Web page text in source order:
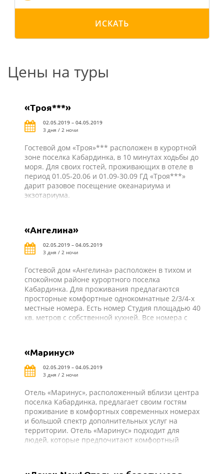
ИСКАТЬ
Цены на туры
«Троя***»
02.05.2019 – 04.05.2019
3 дня / 2 ночи
Гостевой дом «Троя»*** расположен в курортной
зоне поселка Кабардинка, в 10 минутах ходьбы до
моря. Для своих гостей, проживающих в отеле в
период 01.05-20.06 и 01.09-30.09 ГД «Троя***»
дарит разовое посещение океанариума и
экзотариума.
«Ангелина»
02.05.2019 – 04.05.2019
3 дня / 2 ночи
Гостевой дом «Ангелина» расположен в тихом и
спокойном районе курортного поселка
Кабардинка. Для проживания предлагаются
просторные комфортные однокомнатные 2/3/4-х
местные номера. Есть номер Студия площадью 40
кв. метров с собственной кухней. Все номера с
Для удобства в гостевом доме имеется кухня для
самостоятельного приготовления пищи со всем
необходимым оборудованием и закрытый
«Маринус»
02.05.2019 – 04.05.2019
3 дня / 2 ночи
Отель «Маринус», расположенный вблизи центра
поселка Кабардинка, предлагает своим гостям
проживание в комфортных современных номерах
и большой спектр дополнительных услуг на
территории. Отель «Маринус» подходит для
людей, которые предпочитают комфортный